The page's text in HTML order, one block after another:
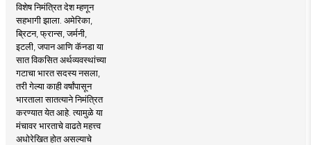
विशेष निमंत्रित देश म्हणून
सहभागी झाला. अमेरिका,
ब्रिटन, फ्रान्स, जर्मनी,
इटली, जपान आणि कॅनडा या
सात विकसित अर्थव्यवस्थांच्या
गटाचा भारत सदस्य नसला,
तरी गेल्या काही वर्षांपासून
भारताला सातत्याने निमंत्रित
करण्यात येत आहे. त्यामुळे या
मंचावर भारताचे वाढते महत्त्व
अधोरेखित होत असल्याचे